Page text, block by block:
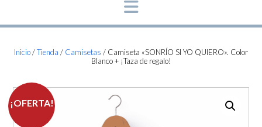
Inicio/Tienda / Camisetas / Camiseta «SONRÍO SI YO QUIERO». Color
Blanco + ¡Taza de regalo!
¡OFERTA!